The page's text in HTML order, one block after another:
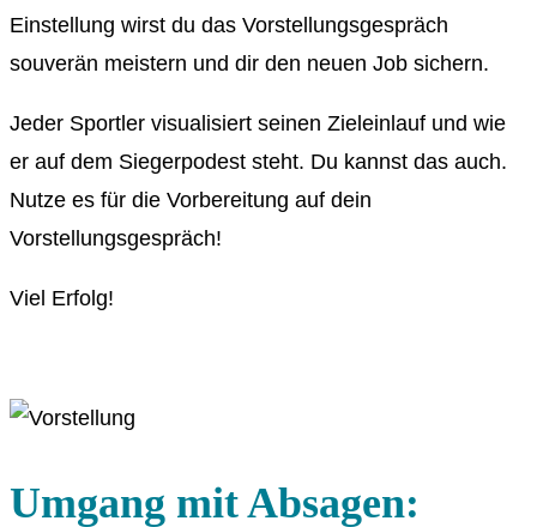
Einstellung wirst du das Vorstellungsgespräch
souverän meistern und dir den neuen Job sichern.
Jeder Sportler visualisiert seinen Zieleinlauf und wie
er auf dem Siegerpodest steht. Du kannst das auch.
Nutze es für die Vorbereitung auf dein
Vorstellungsgespräch!
Viel Erfolg!
Umgang mit Absagen: